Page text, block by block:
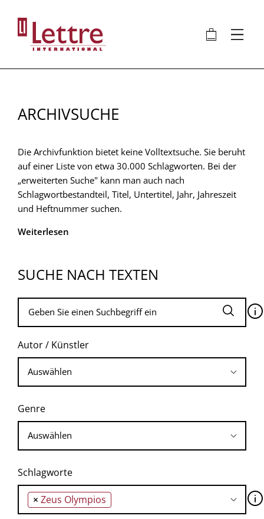
Inhalt
🛍 ⋮
ARCHIVSUCHE
Die Archivfunktion bietet keine Volltextsuche. Sie beruht
auf einer Liste von etwa 30.000 Schlagworten. Bei der
„erweiterten Suche" kann man auch nach
Schlagwortbestandteil, Titel, Untertitel, Jahr, Jahreszeit
und Heftnummer suchen.
Weiterlesen
SUCHE NACH TEXTEN
🛈
Autor / Künstler
Genre
Schlagworte
× Zeus Olympios 🛈